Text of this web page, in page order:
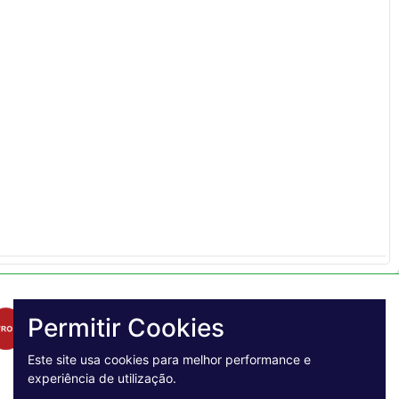
Permitir Cookies
Este site usa cookies para melhor performance e
experiência de utilização.